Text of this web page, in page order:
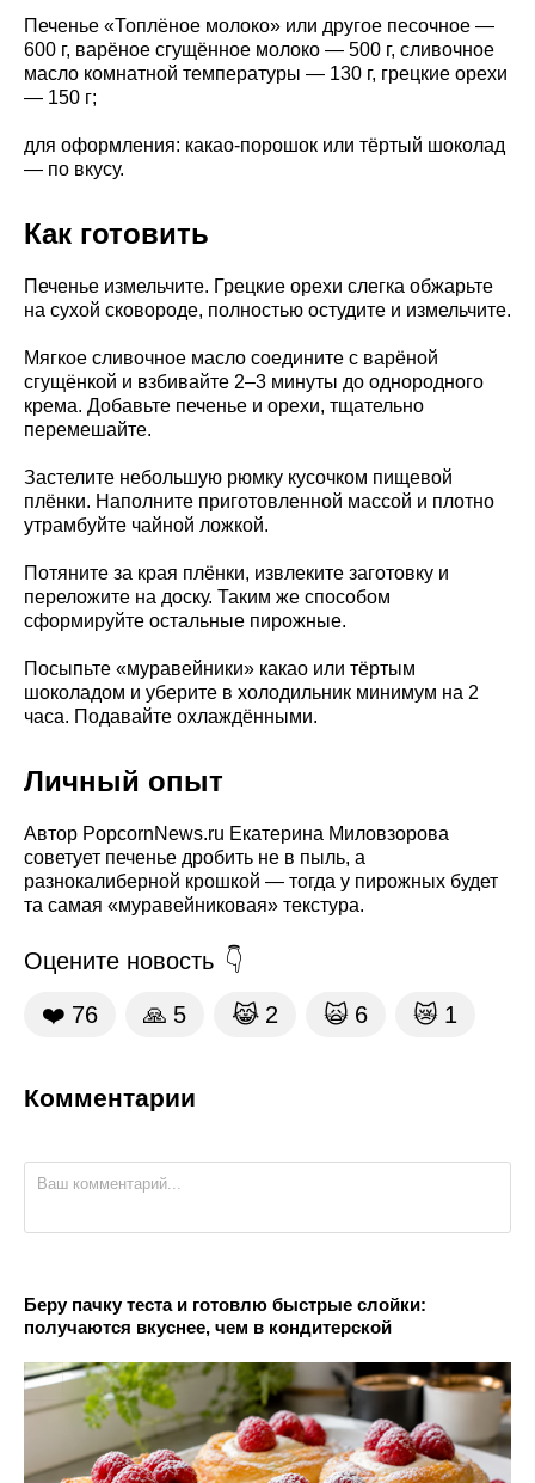
Печенье «Топлёное молоко» или другое песочное —
600 г, варёное сгущённое молоко — 500 г, сливочное
масло комнатной температуры — 130 г, грецкие орехи
— 150 г;
для оформления: какао-порошок или тёртый шоколад
— по вкусу.
Как готовить
Печенье измельчите. Грецкие орехи слегка обжарьте
на сухой сковороде, полностью остудите и измельчите.
Мягкое сливочное масло соедините с варёной
сгущёнкой и взбивайте 2–3 минуты до однородного
крема. Добавьте печенье и орехи, тщательно
перемешайте.
Застелите небольшую рюмку кусочком пищевой
плёнки. Наполните приготовленной массой и плотно
утрамбуйте чайной ложкой.
Потяните за края плёнки, извлеките заготовку и
переложите на доску. Таким же способом
сформируйте остальные пирожные.
Посыпьте «муравейники» какао или тёртым
шоколадом и уберите в холодильник минимум на 2
часа. Подавайте охлаждёнными.
Личный опыт
Автор PopcornNews.ru Екатерина Миловзорова
советует печенье дробить не в пыль, а
разнокалиберной крошкой — тогда у пирожных будет
та самая «муравейниковая» текстура.
Оцените новость
❤️ 76 🙏 5 😹 2 🙀 6 😿 1
Комментарии
Беру пачку теста и готовлю быстрые слойки:
получаются вкуснее, чем в кондитерской